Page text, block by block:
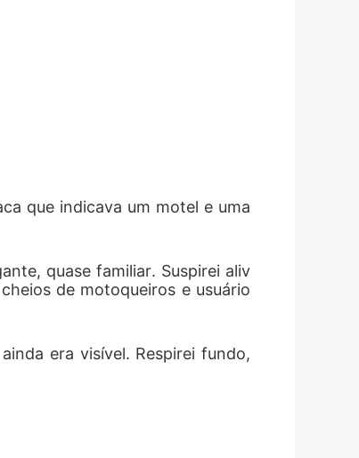
que indicava um motel e uma
quase familiar. Suspirei aliv
de motoqueiros e usuário
era visível. Respirei fundo,